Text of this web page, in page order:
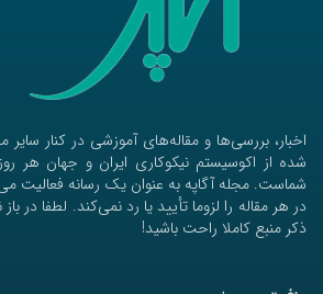
اخبار، بررسی‌ها و مقاله‌های آموزشی در کنار
شده از اکوسیستم نیکوکاری ایران و جهان هر روز
شماست. مجله آگاپه به عنوان یک رسانه فعالیت
در هر مقاله را لزوما تأیید یا رد نمی‌کند. لطفا در
ذکر منبع کاملا راحت باشید!